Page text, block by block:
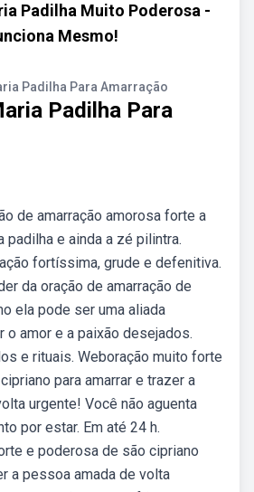
Padilha Muito Poderosa -
Mesmo!
Padilha Para Amarração
Padilha Para
de amarração amorosa forte a
padilha e ainda a zé pilintra.
fortíssima, grude e defenitiva.
da oração de amarração de
ela pode ser uma aliada
o amor e a paixão desejados.
e rituais. Weboração muito forte
para amarrar e trazer a
urgente! Você não aguenta
por estar. Em até 24 h.
e poderosa de são cipriano
a pessoa amada de volta